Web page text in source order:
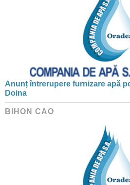
Anunț întrerupere furnizare apă
Doina
BIHON CAO